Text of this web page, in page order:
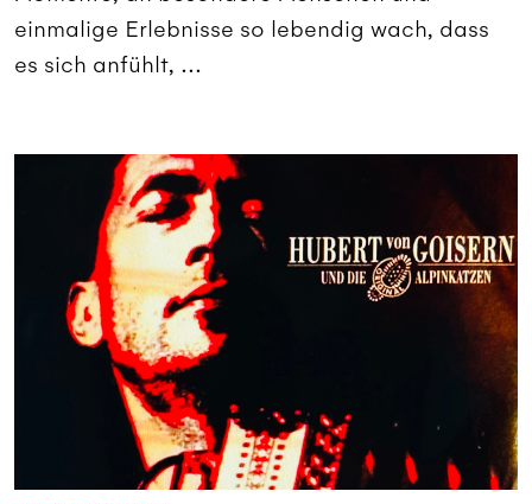
einmalige Erlebnisse so lebendig wach, dass
es sich anfühlt, ...